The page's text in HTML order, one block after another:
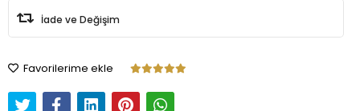
İade ve Değişim
Favorilerime ekle